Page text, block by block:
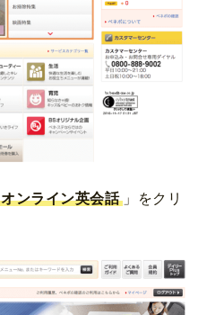
オンライン英会話 」をクリ